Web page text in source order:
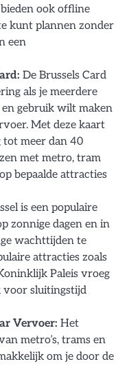
ook offline
kunt plannen zonder
een
De Brussels Card
als je meerdere
gebruik wilt maken
Met deze kaart
tot meer dan 40
met metro, tram
bepaalde attracties
is een populaire
zonnige dagen en in
wachttijden te
attracties zoals
Paleis vroeg
voor sluitingstijd
Vervoer: Het
metro’s, trams en
om je door de